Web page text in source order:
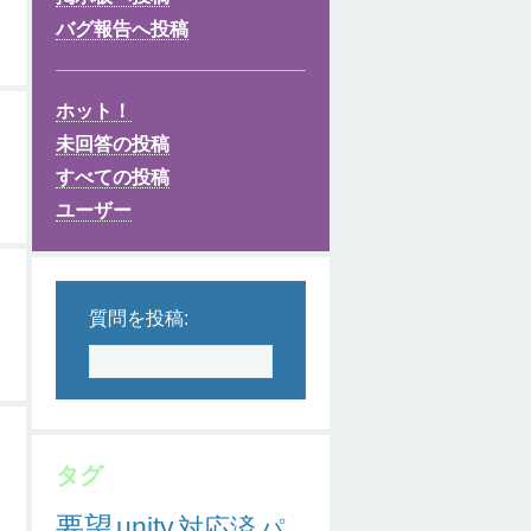
バグ報告へ投稿
ホット！
未回答の投稿
すべての投稿
ユーザー
質問を投稿:
タグ